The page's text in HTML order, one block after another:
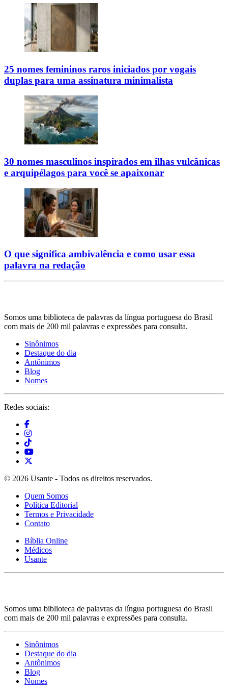
25 nomes femininos raros iniciados por vogais
duplas para uma assinatura minimalista
30 nomes masculinos inspirados em ilhas vulcânicas
e arquipélagos para você se apaixonar
O que significa ambivalência e como usar essa
palavra na redação
Somos uma biblioteca de palavras da língua portuguesa do Brasil
com mais de 200 mil palavras e expressões para consulta.
Sinônimos
Destaque do dia
Antônimos
Blog
Nomes
Redes sociais:
© 2026 Usante - Todos os direitos reservados.
Quem Somos
Política Editorial
Termos e Privacidade
Contato
Bíblia Online
Médicos
Usante
Somos uma biblioteca de palavras da língua portuguesa do Brasil
com mais de 200 mil palavras e expressões para consulta.
Sinônimos
Destaque do dia
Antônimos
Blog
Nomes